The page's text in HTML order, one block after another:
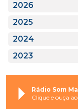
2026
2025
2024
2023
Rádio Som
Clique e ouça